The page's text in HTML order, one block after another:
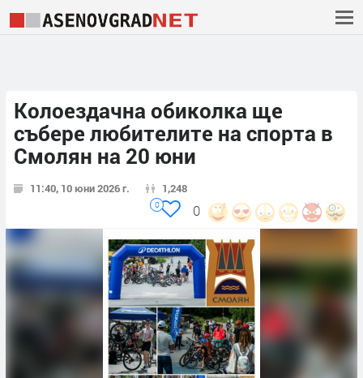
Колоездачна обиколка ще
събере любителите на спорта в
Смолян на 20 юни
11:40, 10 юни 2026 г. 1,248
0
0